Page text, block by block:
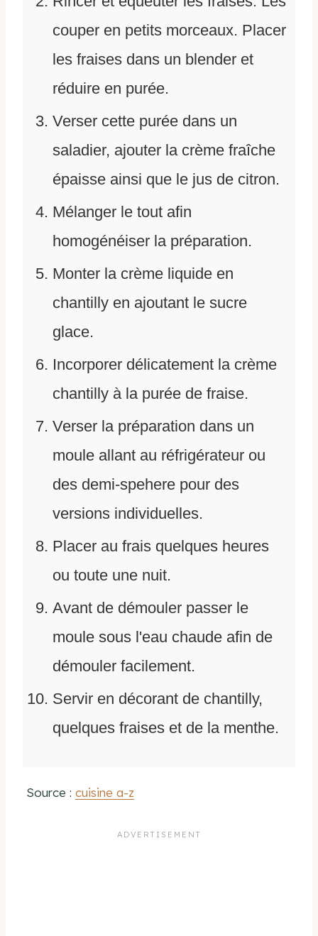
couper en petits morceaux. Placer
les fraises dans un blender et
réduire en purée.
Verser cette purée dans un
saladier, ajouter la crème fraîche
épaisse ainsi que le jus de citron.
Mélanger le tout afin
homogénéiser la préparation.
Monter la crème liquide en
chantilly en ajoutant le sucre
glace.
Incorporer délicatement la crème
chantilly à la purée de fraise.
Verser la préparation dans un
moule allant au réfrigérateur ou
des demi-spehere pour des
versions individuelles.
Placer au frais quelques heures
ou toute une nuit.
Avant de démouler passer le
moule sous l'eau chaude afin de
démouler facilement.
Servir en décorant de chantilly,
quelques fraises et de la menthe.
Source : cuisine a-z